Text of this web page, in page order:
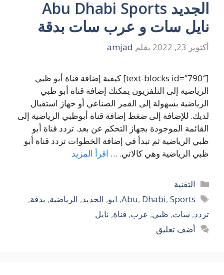
الجديد Abu Dhabi Sports
نايل سات و عرب سات بدقة
أكتوبر 23, 2022 بقلم amjad
[text-blocks id=”790″] كيفية إضافة قناة أبو ظبي
الرياضية إلى التلفزيون يمكنك إضافة قناة أبو ظبي
الرياضية بسهولة إلى القمر الصناعي أو جهاز استقبال
لديك. للإضافة إلى ضغط إضافة قناة أبوظبي الرياضية إلى
القائمة الموجودة بجهاز التحكم عن بعد. تردد قناة أبو
ظبي الرياضية ثم تبدأ في إضافة الخطوات تردد قناة أبو
ظبي الرياضية وهي كالاتي. … اقرأ المزيد
التصنيفات
التقنية
الوسوم
Abu, Dhabi, Sports
, ابو, الجديد, الرياضية, بدقة,
تردد, سات, ظبي, عرب, قناة, نايل
أضف تعليق